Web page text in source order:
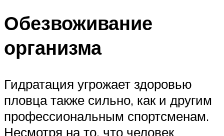
Обезвоживание
организма
Гидратация угрожает здоровью
пловца также сильно, как и другим
профессиональным спортсменам.
Несмотря на то, что человек